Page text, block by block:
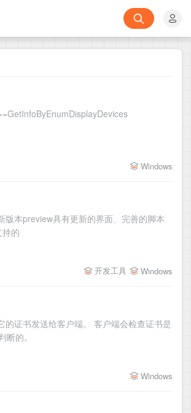
Windows
本preview具有更新的界面、完善的脚本
的
开发工具 Windows
证书发送给客户端。 客户端会检查证书是
的。
Windows